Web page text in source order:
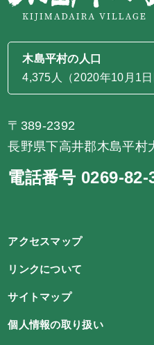
木島平村の人口
4,375人（2020年10月1日
〒389-2392
長野県下高井郡木島平村
電話番号 0269-82-
アクセスマップ
リンクについて
サイトマップ
個人情報の取り扱い